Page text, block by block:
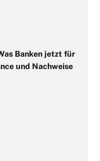
Banken jetzt für
und Nachweise